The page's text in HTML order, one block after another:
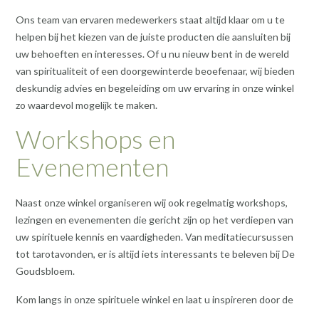
Ons team van ervaren medewerkers staat altijd klaar om u te
helpen bij het kiezen van de juiste producten die aansluiten bij
uw behoeften en interesses. Of u nu nieuw bent in de wereld
van spiritualiteit of een doorgewinterde beoefenaar, wij bieden
deskundig advies en begeleiding om uw ervaring in onze winkel
zo waardevol mogelijk te maken.
Workshops en
Evenementen
Naast onze winkel organiseren wij ook regelmatig workshops,
lezingen en evenementen die gericht zijn op het verdiepen van
uw spirituele kennis en vaardigheden. Van meditatiecursussen
tot tarotavonden, er is altijd iets interessants te beleven bij De
Goudsbloem.
Kom langs in onze spirituele winkel en laat u inspireren door de